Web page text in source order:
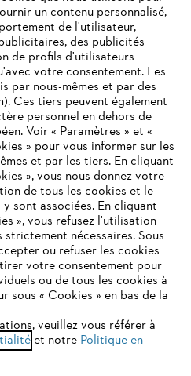
données
des cookies
INTERNET
EN CHARGE
que nous ne prenons plus
de notre site ne
Pour une utilisation
recommandons de passer à
:
un contenu personnalisé,
de l'utilisateur,
des publicités
de profils d'utilisateurs
votre consentement. Les
par nous-mêmes et par des
Ces tiers peuvent également
personnel en dehors de
Voir « Paramètres » et «
» pour vous informer sur les
et par les tiers. En cliquant
», vous nous donnez votre
de tous les cookies et le
sont associées. En cliquant
», vous refusez l'utilisation
nécessaires. Sous
ou refuser les cookies
votre consentement pour
ou de tous les cookies à
sous « Cookies » en bas de la
veuillez vous référer à
et notre Politique en